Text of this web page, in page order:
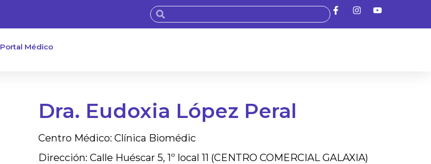
Portal Médico
Dra. Eudoxia López Peral
Centro Médico: Clínica Biomédic
Dirección: Calle Huéscar 5, 1º local 11 (CENTRO COMERCIAL GALAXIA)